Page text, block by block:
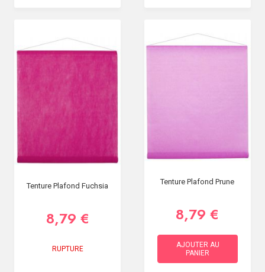
Tenture Plafond Fuchsia
8,79 €
RUPTURE
Tenture Plafond Prune
8,79 €
AJOUTER AU
PANIER